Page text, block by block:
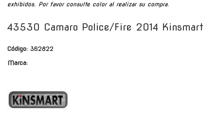
exhibidos. Por favor consulte color al realizar su compra.
43530 Camaro Police/Fire 2014 Kinsmart
Código: 362822
Marca: